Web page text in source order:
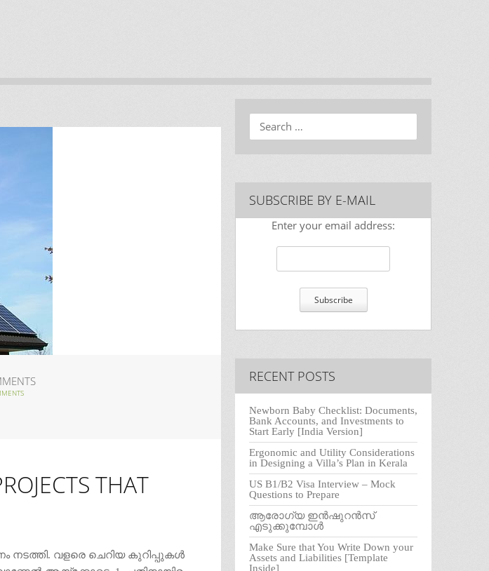
THAT
വളരെ ചെറിയ കുറിപ്പുകള്‍
Search
SUBSCRIBE BY E-MAIL
Enter your email address:
RECENT POSTS
Newborn Baby Checklist: Documents,
Bank Accounts, and Investments to
Start Early [India Version]
Ergonomic and Utility Considerations
in Designing a Villa’s Plan in Kerala
US B1/B2 Visa Interview – Mock
Questions to Prepare
ആരോഗ്യ ഇൻഷുറൻസ്
എടുക്കുമ്പോൾ
Make Sure that You Write Down your
Assets and Liabilities [Template
Inside]